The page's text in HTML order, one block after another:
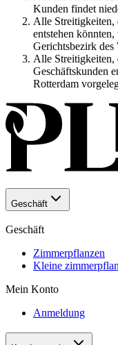
Kunden findet
Alle Streitigkeiten,
entstehen
Gerichtsbezirk des
Alle Streitigkeiten,
Geschäftskunden
Rotterdam
Geschäft
Geschäft
Zimmerpflanzen
Kleine
Mein Konto
Anmeldung